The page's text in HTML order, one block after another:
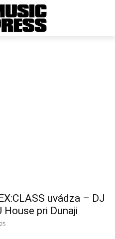
uvádza – DJ
House pri Dunaji